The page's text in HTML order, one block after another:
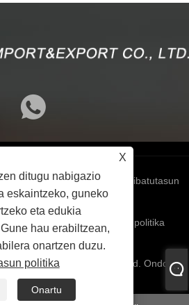
X
ditugu nabigazio
eskaintzeko, guneko
eta edukia
hau erabiltzean,
onartzen duzu.
politika
Onartu
RSS XML Pribatutasun
politika
Import & Export Co., Ltd. Ondo
erreserbatuta.